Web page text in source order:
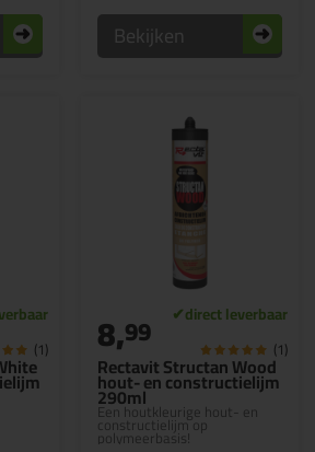
Bekijken
(1)
Rectavit Structan Wood
hout- en constructielijm
290ml
Een houtkleurige hout- en
constructielijm op
polymeerbasis!
8,99 (1)